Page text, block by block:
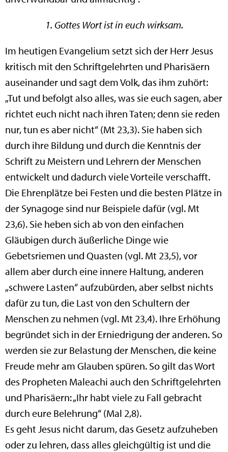
1. Gottes Wort ist in euch wirksam.
Im heutigen Evangelium setzt sich der Herr Jesus
kritisch mit den Schriftgelehrten und Pharisäern
auseinander und sagt dem Volk, das ihm zuhört:
„Tut und befolgt also alles, was sie euch sagen, aber
richtet euch nicht nach ihren Taten; denn sie reden
nur, tun es aber nicht“ (Mt 23,3). Sie haben sich
durch ihre Bildung und durch die Kenntnis der
Schrift zu Meistern und Lehrern der Menschen
entwickelt und dadurch viele Vorteile verschafft.
Die Ehrenplätze bei Festen und die besten Plätze in
der Synagoge sind nur Beispiele dafür (vgl. Mt
23,6). Sie heben sich ab von den einfachen
Gläubigen durch äußerliche Dinge wie
Gebetsriemen und Quasten (vgl. Mt 23,5), vor
allem aber durch eine innere Haltung, anderen
„schwere Lasten“ aufzubürden, aber selbst nichts
dafür zu tun, die Last von den Schultern der
Menschen zu nehmen (vgl. Mt 23,4). Ihre Erhöhung
begründet sich in der Erniedrigung der anderen. So
werden sie zur Belastung der Menschen, die keine
Freude mehr am Glauben spüren. So gilt das Wort
des Propheten Maleachi auch den Schriftgelehrten
und Pharisäern: „Ihr habt viele zu Fall gebracht
durch eure Belehrung“ (Mal 2,8).
Es geht Jesus nicht darum, das Gesetz aufzuheben
oder zu lehren, dass alles gleichgültig ist und die